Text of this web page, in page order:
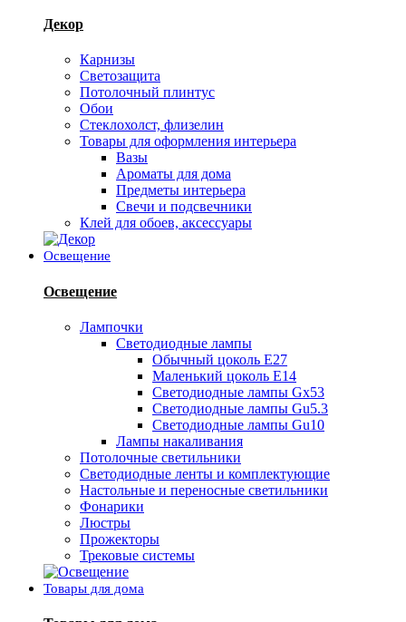
Декор
Карнизы
Светозащита
Потолочный плинтус
Обои
Стеклохолст, флизелин
Товары для оформления интерьера
Вазы
Ароматы для дома
Предметы интерьера
Свечи и подсвечники
Клей для обоев, аксессуары
Освещение
Освещение
Лампочки
Светодиодные лампы
Обычный цоколь Е27
Маленький цоколь Е14
Светодиодные лампы Gx53
Светодиодные лампы Gu5.3
Светодиодные лампы Gu10
Лампы накаливания
Потолочные светильники
Светодиодные ленты и комплектующие
Настольные и переносные светильники
Фонарики
Люстры
Прожекторы
Трековые системы
Товары для дома